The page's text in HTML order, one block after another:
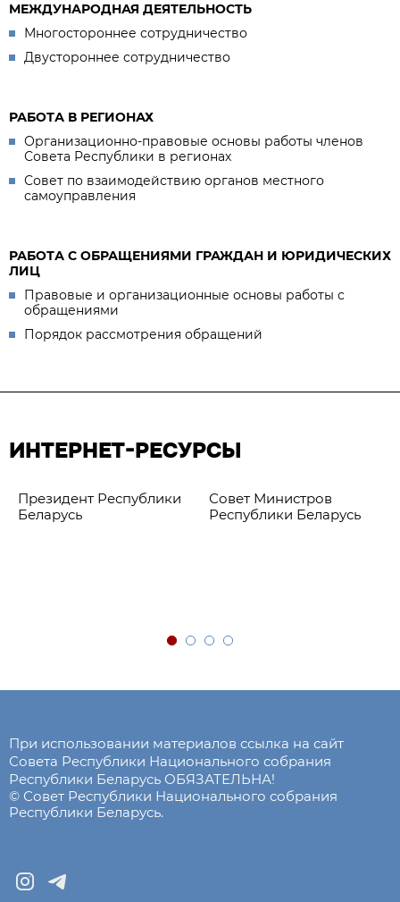
МЕЖДУНАРОДНАЯ ДЕЯТЕЛЬНОСТЬ
Многостороннее сотрудничество
Двустороннее сотрудничество
РАБОТА В РЕГИОНАХ
Организационно-правовые основы работы членов
Совета Республики в регионах
Совет по взаимодействию органов местного
самоуправления
РАБОТА С ОБРАЩЕНИЯМИ ГРАЖДАН И ЮРИДИЧЕСКИХ
ЛИЦ
Правовые и организационные основы работы с
обращениями
Порядок рассмотрения обращений
ИНТЕРНЕТ-РЕСУРСЫ
Президент Республики
Беларусь
Совет Министров
Республики Беларусь
При использовании материалов ссылка на сайт
Совета Республики Национального собрания
Республики Беларусь ОБЯЗАТЕЛЬНА!
© Совет Республики Национального собрания
Республики Беларусь.